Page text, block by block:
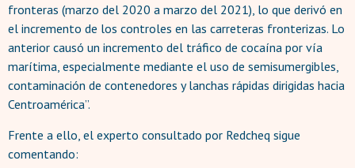
fronteras (marzo del 2020 a marzo del 2021), lo que derivó en
el incremento de los controles en las carreteras fronterizas. Lo
anterior causó un incremento del tráfico de cocaína por vía
marítima, especialmente mediante el uso de semisumergibles,
contaminación de contenedores y lanchas rápidas dirigidas hacia
Centroamérica”.
Frente a ello, el experto consultado por Redcheq sigue
comentando: